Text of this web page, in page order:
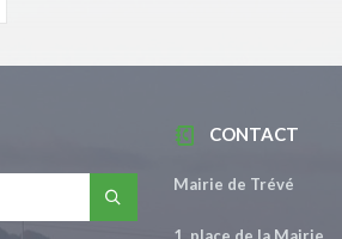
CONTACT
Mairie de Trévé